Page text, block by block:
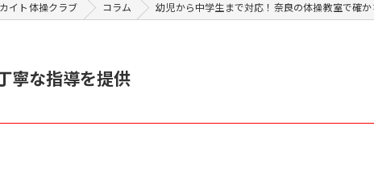
イト体操クラブ コラム 幼児から中学生まで対応！奈良の体操教室で確
寧な指導を提供